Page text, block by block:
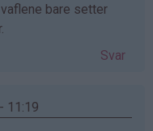
bare setter
Svar
11:19